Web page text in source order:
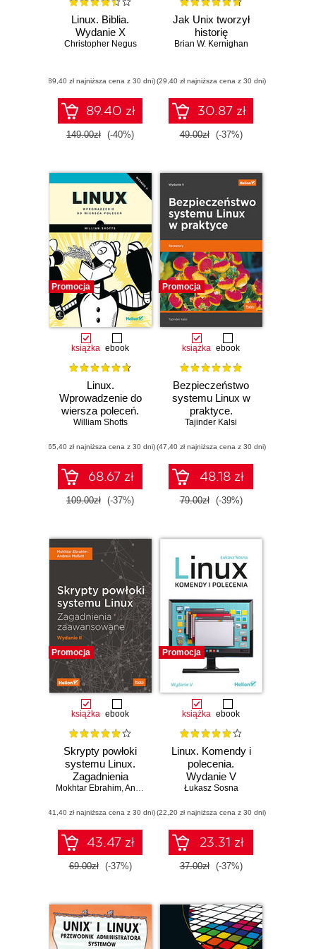
Linux. Biblia.
Wydanie X
Christopher Negus
(89,40 zł najniższa cena z 30 dni)
89.40 zł
149.00zł (-40%)
Jak Unix tworzył
historię
Brian W. Kernighan
(29,40 zł najniższa cena z 30 dni)
30.87 zł
49.00zł (-37%)
Promocja
książka ebook
Linux.
Wprowadzenie do
wiersza poleceń.
Wydanie II
William Shotts
(65,40 zł najniższa cena z 30 dni)
68.67 zł
109.00zł (-37%)
Promocja
książka ebook
Bezpieczeństwo
systemu Linux w
praktyce.
Receptury.
Tajinder Kalsi
(47,40 zł najniższa cena z 30 dni)
48.18 zł
79.00zł (-39%)
Promocja
książka ebook
Skrypty powłoki
systemu Linux.
Zagadnienia
zaawansowane.
Mokhtar Ebrahim,Andrew Mallett
(41,40 zł najniższa cena z 30 dni)
43.47 zł
69.00zł (-37%)
Promocja
książka ebook
Linux. Komendy i
polecenia.
Wydanie V
Łukasz Sosna
(22,20 zł najniższa cena z 30 dni)
23.31 zł
37.00zł (-37%)